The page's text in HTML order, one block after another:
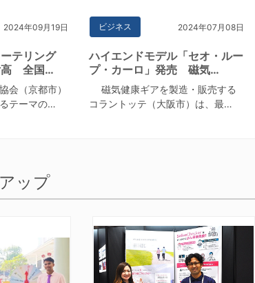
2024年09月19日
テリング
高 全国…
会（京都市）
テーマの…
ビジネス 2024年07月08日
ハイエンドモデル「セオ・ルー
プ・カーロ」発売 磁気…
磁気健康ギアを製造・販売する
コラントッテ（大阪市）は、最…
ップ